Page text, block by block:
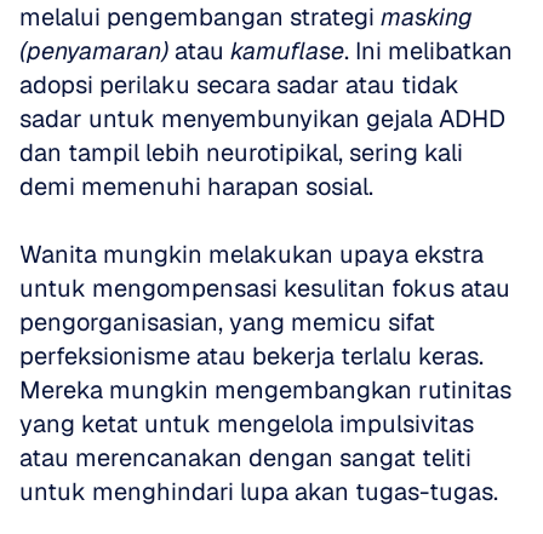
melalui pengembangan strategi masking
(penyamaran) atau kamuflase. Ini melibatkan
adopsi perilaku secara sadar atau tidak
sadar untuk menyembunyikan gejala ADHD
dan tampil lebih neurotipikal, sering kali
demi memenuhi harapan sosial.
Wanita mungkin melakukan upaya ekstra
untuk mengompensasi kesulitan fokus atau
pengorganisasian, yang memicu sifat
perfeksionisme atau bekerja terlalu keras.
Mereka mungkin mengembangkan rutinitas
yang ketat untuk mengelola impulsivitas
atau merencanakan dengan sangat teliti
untuk menghindari lupa akan tugas-tugas.